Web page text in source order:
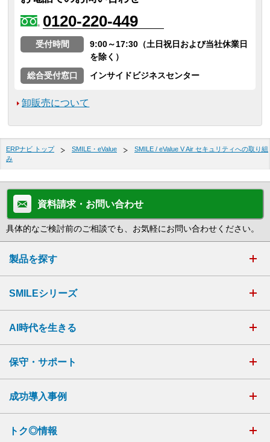
0120-220-449
受付時間
9:00～17:30（土日祝日および当社休業日
を除く）
総合受付窓口
インサイドビジネスセンター
卸販売について
ERPナビ トップ SMILE・eValue
SMILE / eValue V Air セキュリティへの取り組
み
資料請求・お問い合わせ
具体的なご検討前のご相談でも、お気軽にお問い合わせください。
製品を探す
SMILEシリーズ
AI時代を生きる
保守・サポート
成功導入事例
トク◎情報